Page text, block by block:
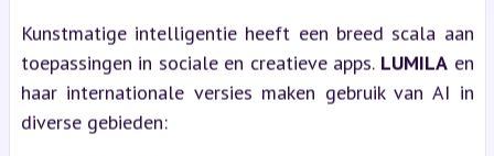
Kunstmatige intelligentie heeft een breed scala aan
toepassingen in sociale en creatieve apps. LUMILAen
haar internationale versies maken gebruik van AI in
diverse gebieden: